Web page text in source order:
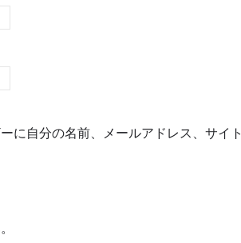
に自分の名前、メールアドレス、サイト